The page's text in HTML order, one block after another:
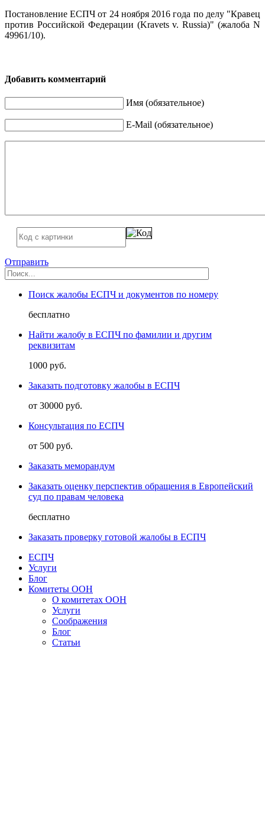
Постановление ЕСПЧ от 24 ноября 2016 года по делу "Кравец
против Российской Федерации (Kravets v. Russia)" (жалоба N
49961/10).
Добавить комментарий
Имя (обязательное)
E-Mail (обязательное)
Отправить
Поиск жалобы ЕСПЧ и документов по номеру
бесплатно
Найти жалобу в ЕСПЧ по фамилии и другим
реквизитам
1000 руб.
Заказать подготовку жалобы в ЕСПЧ
от 30000 руб.
Консультация по ЕСПЧ
от 500 руб.
Заказать меморандум
Заказать оценку перспектив обращения в Европейский
суд по правам человека
бесплатно
Заказать проверку готовой жалобы в ЕСПЧ
ЕСПЧ
Услуги
Блог
Комитеты ООН
О комитетах ООН
Услуги
Соображения
Блог
Статьи